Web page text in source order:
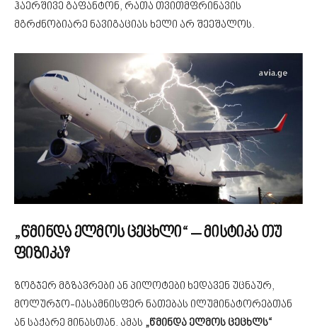
ჰაერშივე გაფანტონ, რათა თვითმფრინავის
მგრძნობიარე ნავიგაციას ხელი არ შეეშალოს.
„წმინდა ელმოს ცეცხლი“ – მისტიკა თუ
ფიზიკა?
ზოგჯერ მგზავრები ან პილოტები ხედავენ უცნაურ,
მოლურჯო-იასამნისფერ ნათებას ილუმინატორებთან
ან საქარე მინასთან. ამას „წმინდა ელმოს ცეცხლს“